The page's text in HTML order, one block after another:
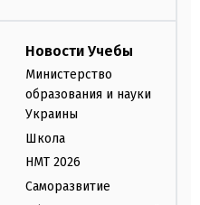
Новости Учебы
Министерство
образования и науки
Украины
Школа
НМТ 2026
Саморазвитие